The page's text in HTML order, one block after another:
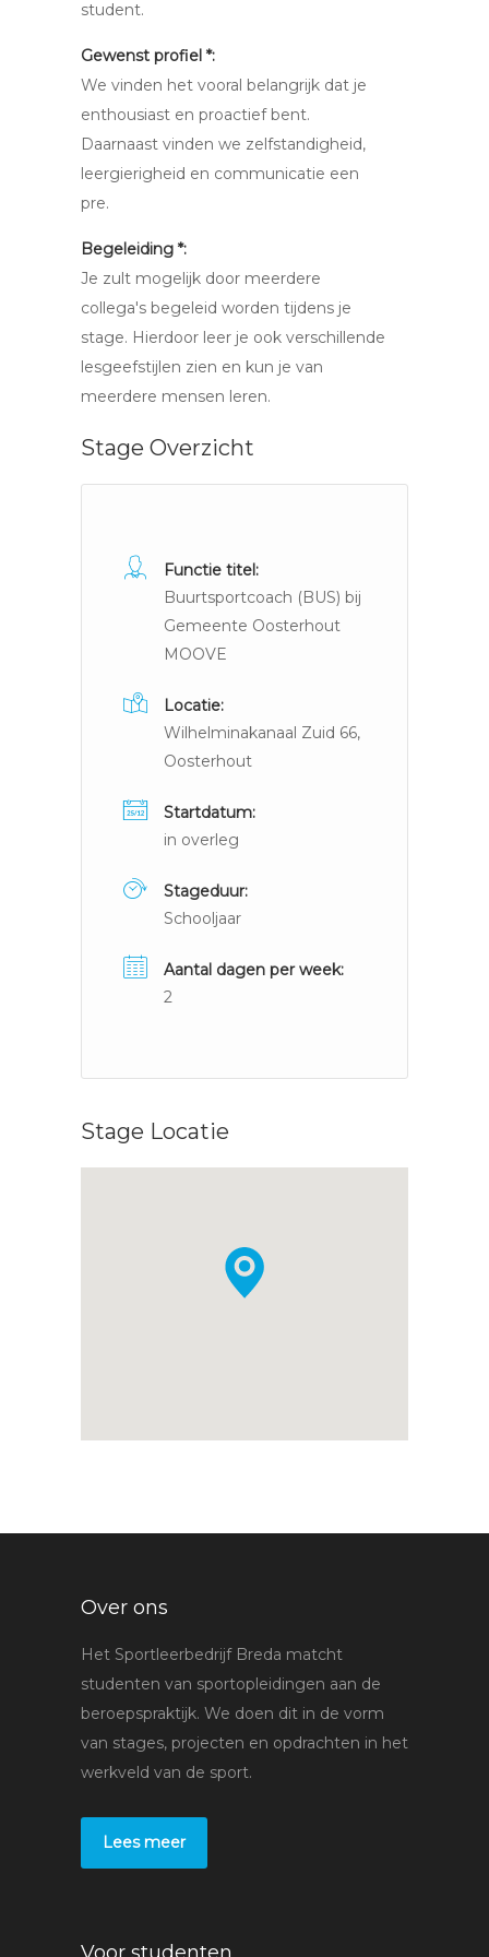
student.
Gewenst profiel *:
We vinden het vooral belangrijk dat je
enthousiast en proactief bent.
Daarnaast vinden we zelfstandigheid,
leergierigheid en communicatie een
pre.
Begeleiding *:
Je zult mogelijk door meerdere
collega's begeleid worden tijdens je
stage. Hierdoor leer je ook verschillende
lesgeefstijlen zien en kun je van
meerdere mensen leren.
Stage Overzicht
Functie titel:
Buurtsportcoach (BUS) bij
Gemeente Oosterhout
MOOVE
Locatie:
Wilhelminakanaal Zuid 66,
Oosterhout
Startdatum:
in overleg
Stageduur:
Schooljaar
Aantal dagen per week:
2
Stage Locatie
Over ons
Het Sportleerbedrijf Breda matcht
studenten van sportopleidingen aan de
beroepspraktijk. We doen dit in de vorm
van stages, projecten en opdrachten in het
werkveld van de sport.
Lees meer